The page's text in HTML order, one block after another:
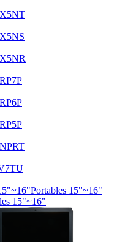
Portables 15"~16"
15"~16"